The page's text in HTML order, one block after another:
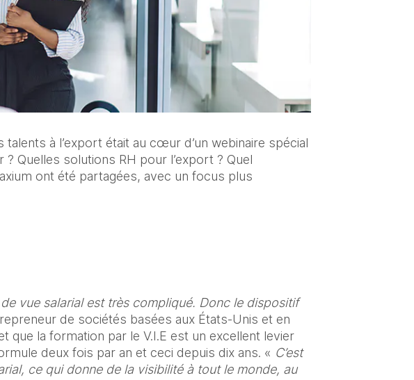
à l’export était au cœur d’un webinaire spécial
Quelles solutions RH pour l’export ? Quel
ont été partagées, avec un focus plus
vue salarial est très compliqué. Donc le dispositif
de sociétés basées aux États-Unis et en
que la formation par le V.I.E est un excellent levier
deux fois par an et ceci depuis dix ans. « C’est
ce qui donne de la visibilité à tout le monde, au